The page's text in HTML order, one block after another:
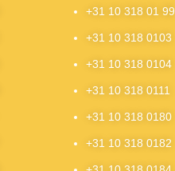
+31 10 318 01 99
+31 10 318 0103
+31 10 318 0104
+31 10 318 0111
+31 10 318 0180
+31 10 318 0182